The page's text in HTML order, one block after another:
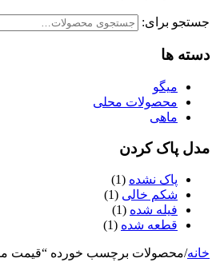
جستجو برای:
دسته ها
میگو
محصولات محلی
ماهی
مدل پاک کردن
پاک نشده (1)
شکم خالی (1)
فیله شده (1)
قطعه شده (1)
خانه/محصولات برچسب خورده “قیمت